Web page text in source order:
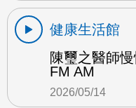
健康生活館
陳璽之醫師
FM AM
2026/05/14